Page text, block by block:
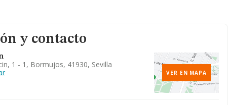
y contacto
1 - 1, Bormujos, 41930, Sevilla
VER EN MAPA